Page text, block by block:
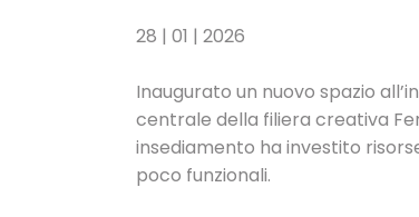
28 | 01 | 2026
Inaugurato un nuovo spazio
centrale della filiera creativa
insediamento ha investito
poco funzionali.